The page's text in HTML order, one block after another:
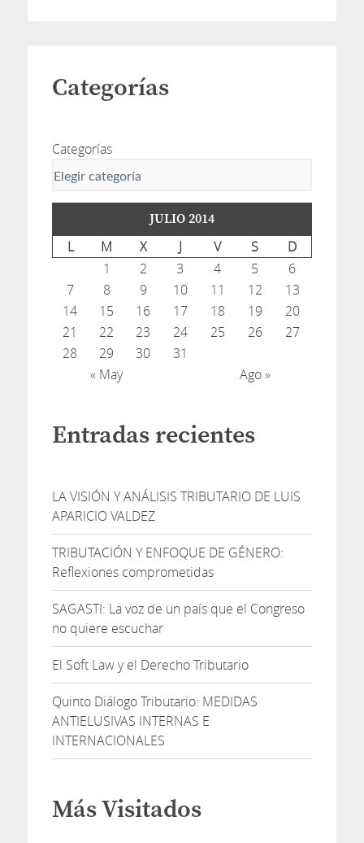
Categorías
Categorías
JULIO 2014
L M X J V S D
« May Ago »
1 2 3 4 5
6
7
8 9 10 11 12
13
14
15 16 17 18 19
20
21
22 23 24 25 26
27
28
29 30 31
Entradas recientes
LA VISIÓN Y ANÁLISIS TRIBUTARIO DE LUIS
APARICIO VALDEZ
TRIBUTACIÓN Y ENFOQUE DE GÉNERO:
Reflexiones comprometidas
SAGASTI: La voz de un país que el Congreso
no quiere escuchar
El Soft Law y el Derecho Tributario
Quinto Diálogo Tributario: MEDIDAS
ANTIELUSIVAS INTERNAS E
INTERNACIONALES
Más Visitados